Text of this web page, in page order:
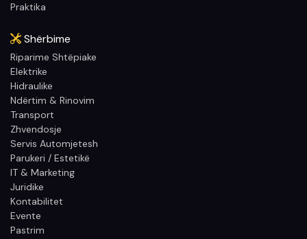
Praktika
Shërbime
Riparime Shtëpiake
Elektrike
Hidraulike
Ndërtim & Rinovim
Transport
Zhvendosje
Servis Automjetesh
Parukeri / Estetikë
IT & Marketing
Juridike
Kontabilitet
Evente
Pastrim